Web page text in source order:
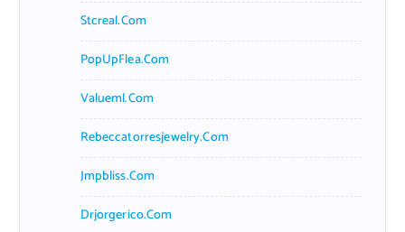
Stcreal.com
PopUpFlea.com
Valueml.com
Rebeccatorresjewelry.com
Jmpbliss.com
Drjorgerico.com